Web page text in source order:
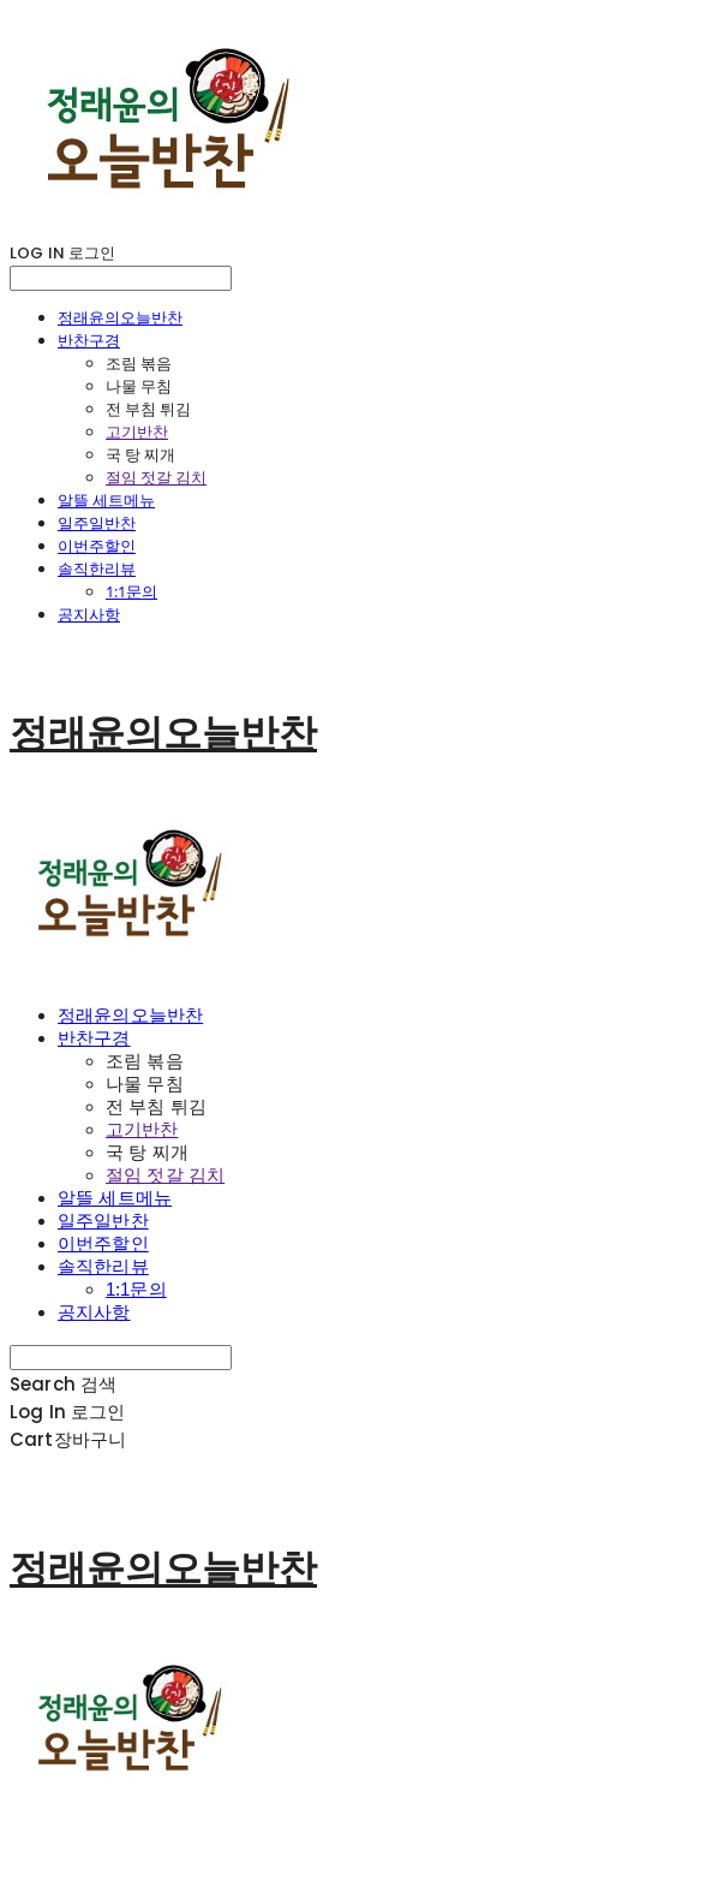
LOG IN 로그인
정래윤의오늘반찬
반찬구경
조림 볶음
나물 무침
전 부침 튀김
고기반찬
국 탕 찌개
절임 젓갈 김치
알뜰 세트메뉴
일주일반찬
이번주할인
솔직한리뷰
1:1문의
공지사항
정래윤의오늘반찬
정래윤의오늘반찬
반찬구경
조림 볶음
나물 무침
전 부침 튀김
고기반찬
국 탕 찌개
절임 젓갈 김치
알뜰 세트메뉴
일주일반찬
이번주할인
솔직한리뷰
1:1문의
공지사항
Search 검색
Log In 로그인
Cart장바구니
정래윤의오늘반찬